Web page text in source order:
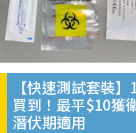
【快速測試套裝
買到！最平$10獲
潛伏期適用